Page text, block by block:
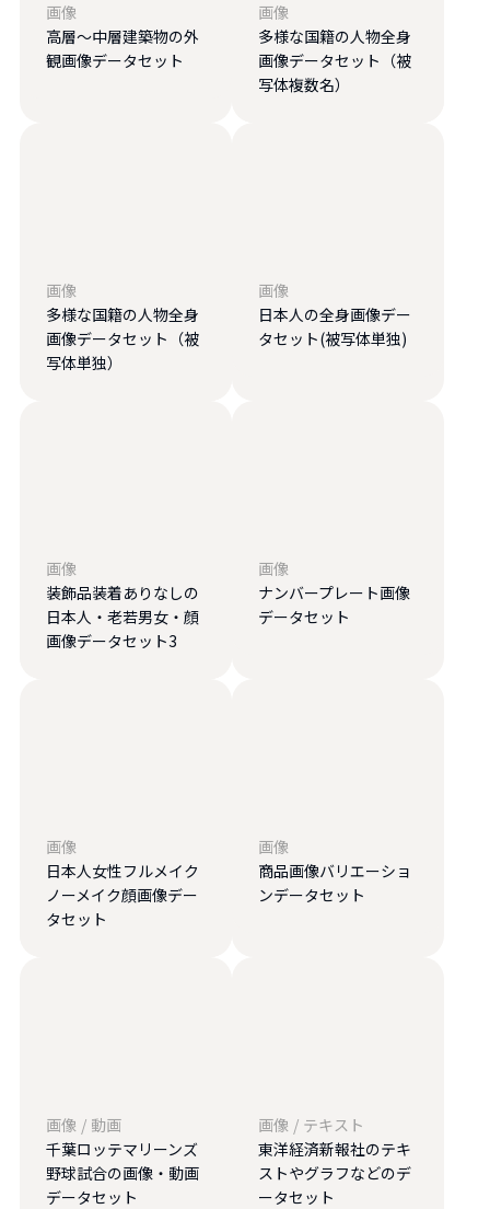
画像
高層〜中層建築物の外
観画像データセット
画像
多様な国籍の人物全身
画像データセット（被
写体複数名）
画像
多様な国籍の人物全身
画像データセット（被
写体単独）
画像
日本人の全身画像デー
タセット(被写体単独)
画像
装飾品装着ありなしの
日本人・老若男女・顔
画像データセット3
画像
ナンバープレート画像
データセット
画像
日本人女性フルメイク
ノーメイク顔画像デー
タセット
画像
商品画像バリエーショ
ンデータセット
画像 / 動画
千葉ロッテマリーンズ
野球試合の画像・動画
データセット
画像 / テキスト
東洋経済新報社のテキ
ストやグラフなどのデ
ータセット